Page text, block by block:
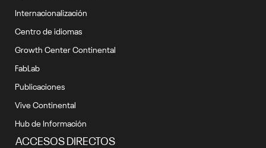
Internacionalización
Centro de idiomas
Growth Center Continental
FabLab
Publicaciones
Vive Continental
Hub de Información
ACCESOS DIRECTOS